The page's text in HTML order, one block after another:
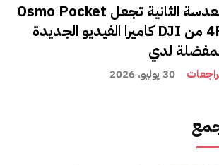
العدسة الثانية تجعل Osmo Pocket
4P من DJI كاميرا الفيديو الجديدة
لدي
30 يوليو، 2026